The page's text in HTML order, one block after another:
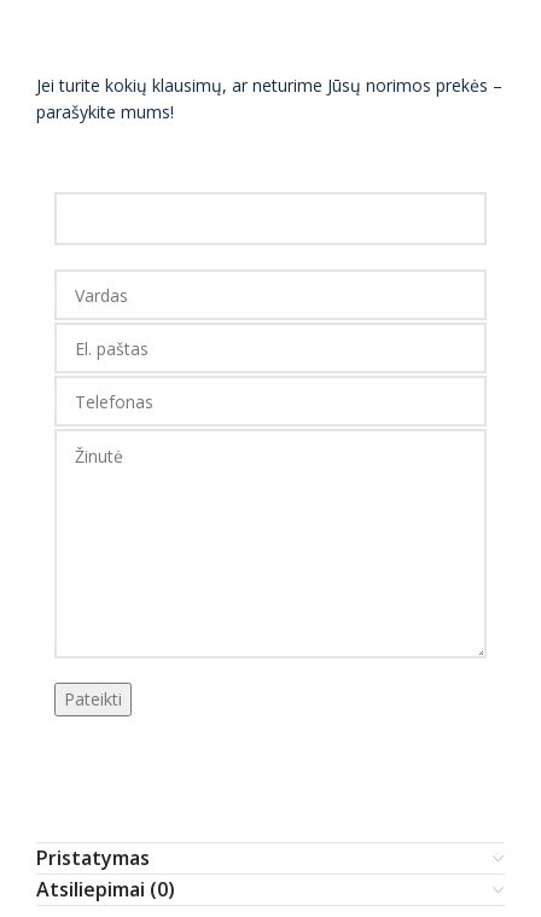
Jei turite kokių klausimų, ar neturime Jūsų norimos prekės –
parašykite mums!
Pristatymas
Atsiliepimai (0)